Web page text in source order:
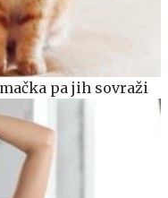
pa jih sovraži